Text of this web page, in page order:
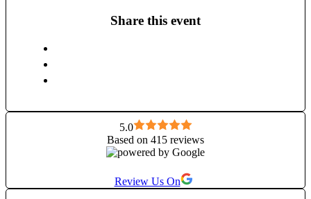
Share this event
5.0
Based on 415 reviews
Review Us On